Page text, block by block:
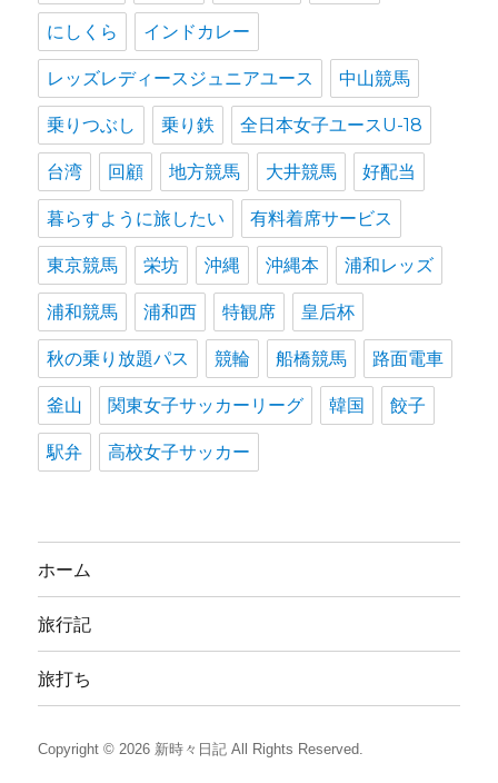
にしくら インドカレー
レッズレディースジュニアユース 中山競馬
乗りつぶし 乗り鉄 全日本女子ユースU-18
台湾 回顧 地方競馬 大井競馬 好配当
暮らすように旅したい 有料着席サービス
東京競馬 栄坊 沖縄 沖縄本 浦和レッズ
浦和競馬 浦和西 特観席 皇后杯
秋の乗り放題パス 競輪 船橋競馬 路面電車
釜山 関東女子サッカーリーグ 韓国 餃子
駅弁 高校女子サッカー
ホーム
旅行記
旅打ち
Copyright © 2026 新時々日記 All Rights Reserved.